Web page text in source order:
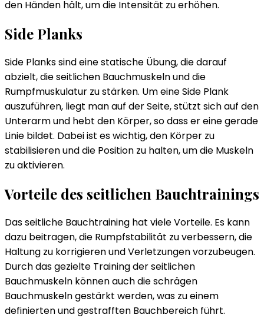
den Händen hält, um die Intensität zu erhöhen.
Side Planks
Side Planks sind eine statische Übung, die darauf
abzielt, die seitlichen Bauchmuskeln und die
Rumpfmuskulatur zu stärken. Um eine Side Plank
auszuführen, liegt man auf der Seite, stützt sich auf den
Unterarm und hebt den Körper, so dass er eine gerade
Linie bildet. Dabei ist es wichtig, den Körper zu
stabilisieren und die Position zu halten, um die Muskeln
zu aktivieren.
Vorteile des seitlichen Bauchtrainings
Das seitliche Bauchtraining hat viele Vorteile. Es kann
dazu beitragen, die Rumpfstabilität zu verbessern, die
Haltung zu korrigieren und Verletzungen vorzubeugen.
Durch das gezielte Training der seitlichen
Bauchmuskeln können auch die schrägen
Bauchmuskeln gestärkt werden, was zu einem
definierten und gestrafften Bauchbereich führt.